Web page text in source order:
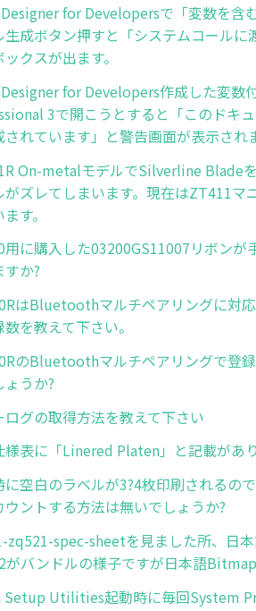
for Developersで「変数を含
生成ボタン押すと「システムコール
クスが出ます。
for Developers作成した変数
3で開こうとすると「このドキ
されています」と警告画面が表示され
On-metalモデルでSilverline Blade
がズレてしまいます。現在はZT411
す。
用に購入した03200GS11007リボン
すか?
はBluetoothマルチペアリングに対
を教えて下さい。
のBluetoothマルチペアリングで登
ょうか?
ログの取得方法を教えて下さい
様表に「Linered Platen」と記載があ
に空白のラベルが3?4枚印刷されるの
ウントする方法は無いでしょうか?
zq521-spec-sheetを見ました所、日
がバンドルの様子ですが日本語
Setup Utilities起動時に毎回System